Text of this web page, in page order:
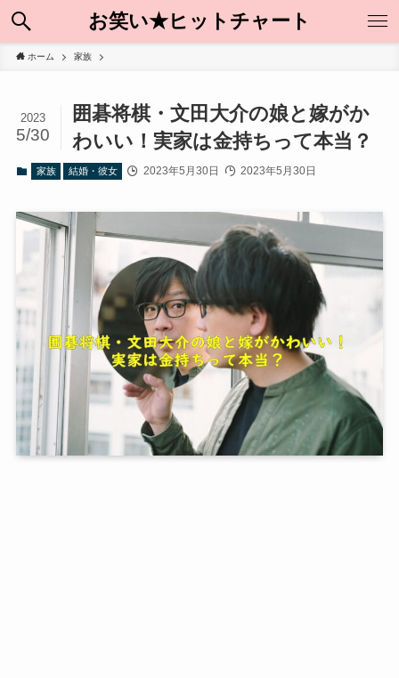
お笑い★ヒットチャート
ホーム 家族
囲碁将棋・文田大介の娘と嫁がか
わいい！実家は金持ちって本当？
2023
5/30
家族 結婚・彼女 2023年5月30日 2023年5月30日